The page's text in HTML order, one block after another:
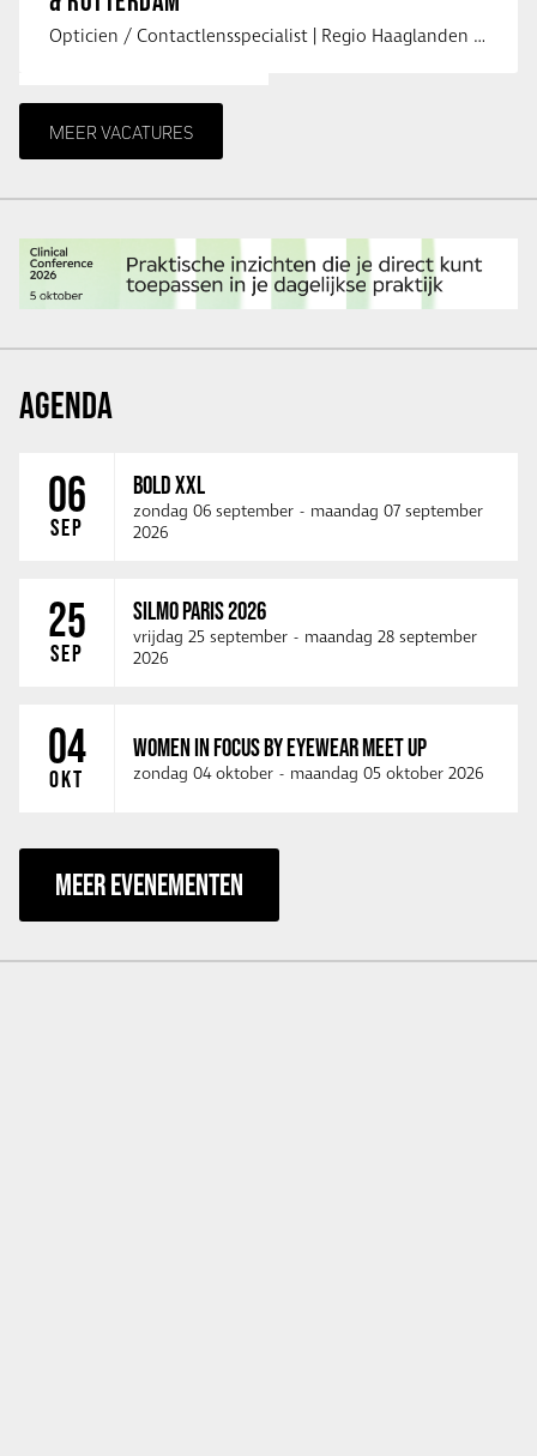
Opticien / Contactlensspecialist | Regio Haaglanden & Rotterdam Saludos uit …
MEER VACATURES
AGENDA
06
SEP
BOLD XXL
zondag 06 september - maandag 07 september
2026
25
SEP
SILMO PARIS 2026
vrijdag 25 september - maandag 28 september
2026
04
OKT
WOMEN IN FOCUS BY EYEWEAR MEET UP
zondag 04 oktober - maandag 05 oktober 2026
MEER EVENEMENTEN